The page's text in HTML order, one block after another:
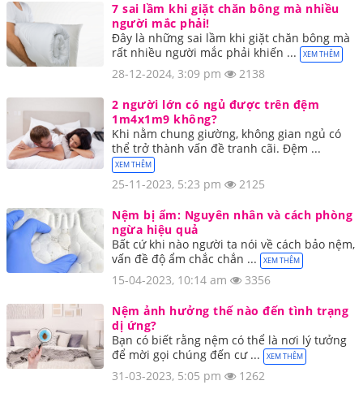
7 sai lầm khi giặt chăn bông mà nhiều
người mắc phải!
Đây là những sai lầm khi giặt chăn bông mà
rất nhiều người mắc phải khiến ...
XEM THÊM
28-12-2024, 3:09 pm
2138
2 người lớn có ngủ được trên đệm
1m4x1m9 không?
Khi nằm chung giường, không gian ngủ có
thể trở thành vấn đề tranh cãi. Đệm ...
XEM THÊM
25-11-2023, 5:23 pm
2125
Nệm bị ẩm: Nguyên nhân và cách phòng
ngừa hiệu quả
Bất cứ khi nào người ta nói về cách bảo nệm,
vấn đề độ ẩm chắc chắn ...
XEM THÊM
15-04-2023, 10:14 am
3356
Nệm ảnh hưởng thế nào đến tình trạng
dị ứng?
Bạn có biết rằng nệm có thể là nơi lý tưởng
để mời gọi chúng đến cư ...
XEM THÊM
31-03-2023, 5:05 pm
1262